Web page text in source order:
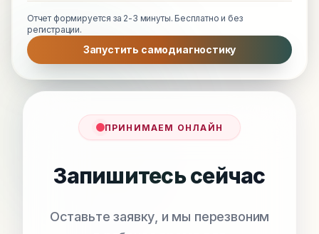
Отчет формируется за 2-3 минуты. Бесплатно и без
регистрации.
Запустить самодиагностику
ПРИНИМАЕМ ОНЛАЙН
Запишитесь сейчас
Оставьте заявку, и мы перезвоним